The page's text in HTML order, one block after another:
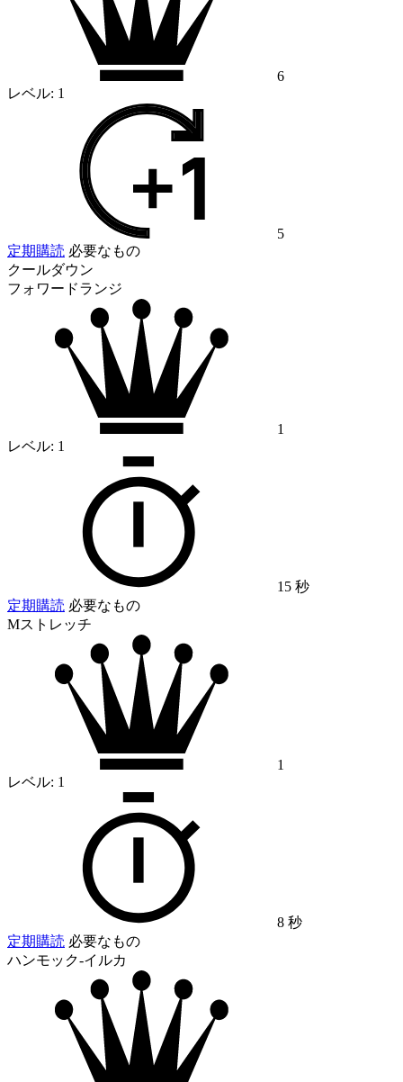
6
レベル: 1
5
定期購読 必要なもの
クールダウン
フォワードランジ
1
レベル: 1
15 秒
定期購読 必要なもの
Mストレッチ
1
レベル: 1
8 秒
定期購読 必要なもの
ハンモック-イルカ